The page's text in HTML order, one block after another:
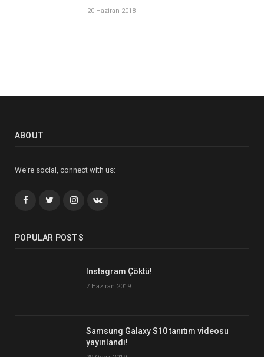
20 Haziran 2018
ABOUT
We're social, connect with us:
FacebookTwitterİnstagram+
VK
POPULAR POSTS
Instagram Çöktü!
7 Haziran 2019
Samsung Galaxy S10 tanıtım videosu
yayınlandı!